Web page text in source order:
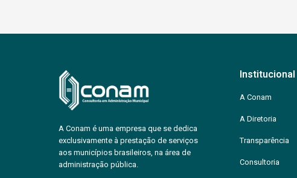
A Conam é uma empresa que se dedica
exclusivamente à prestação de serviços
aos municípios brasileiros, na área de
administração pública.
Institucional
A Conam
A Diretoria
Transparência
Consultoria